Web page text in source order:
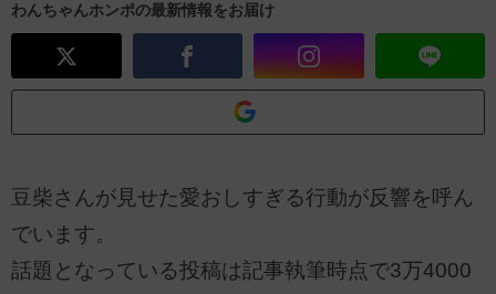
わんちゃんホンポの最新情報をお届け
豆柴さんが見せた愛おしすぎる行動が反響を呼ん
でいます。
話題となっている投稿は記事執筆時点で3万4000